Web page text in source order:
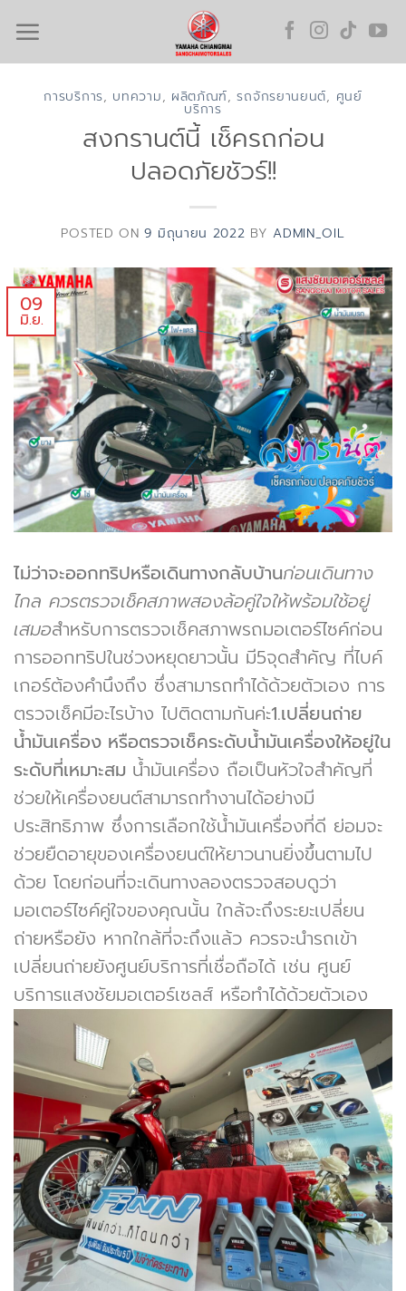
to
content
การบริการ, บทความ, ผลิตภัณฑ์,รถจักรยานยนต์, ศูนย์
บริการ
สงกรานต์นี้ เช็ครถก่อน
ปลอดภัยชัวร์!!
POSTED ON9 มิถุนายน 2022 BYADMIN_OIL
09
มิ.ย.
ไม่ว่าจะออกทริปหรือเดินทางกลับบ้านก่อนเดินทาง
ไกล ควรตรวจเช็คสภาพสองล้อคู่ใจให้พร้อมใช้อยู่
เสมอสำหรับการตรวจเช็คสภาพรถมอเตอร์ไซค์ก่อน
การออกทริปในช่วงหยุดยาวนั้น มี5จุดสำคัญ ที่ไบค์
เกอร์ต้องคำนึงถึง ซึ่งสามารถทำได้ด้วยตัวเอง การ
ตรวจเช็คมีอะไรบ้าง ไปติดตามกันค่ะ1.เปลี่ยนถ่าย
น้ำมันเครื่อง หรือตรวจเช็คระดับน้ำมันเครื่องให้อยู่ใน
ระดับที่เหมาะสม น้ำมันเครื่อง ถือเป็นหัวใจสำคัญที่
ช่วยให้เครื่องยนต์สามารถทำงานได้อย่างมี
ประสิทธิภาพ ซึ่งการเลือกใช้น้ำมันเครื่องที่ดี ย่อมจะ
ช่วยยืดอายุของเครื่องยนต์ให้ยาวนานยิ่งขึ้นตามไป
ด้วย โดยก่อนที่จะเดินทางลองตรวจสอบดูว่า
มอเตอร์ไซค์คู่ใจของคุณนั้น ใกล้จะถึงระยะเปลี่ยน
ถ่ายหรือยัง หากใกล้ที่จะถึงแล้ว ควรจะนำรถเข้า
เปลี่ยนถ่ายยังศูนย์บริการที่เชื่อถือได้ เช่น ศูนย์
บริการแสงชัยมอเตอร์เซลส์ หรือทำได้ด้วยตัวเอง